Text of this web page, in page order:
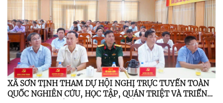
XÃ SƠN TỊNH THAM DỰ HỘI NGHỊ TRỰC TUYẾN TOÀN
QUỐC NGHIÊN CỨU, HỌC TẬP, QUÁN TRIỆT VÀ TRIỂN